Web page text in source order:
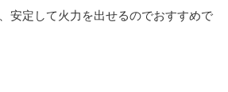
安定して火力を出せるのでおすすめで